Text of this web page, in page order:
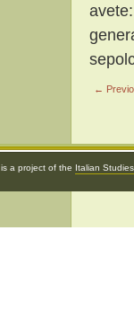
←
is a project of the Italian